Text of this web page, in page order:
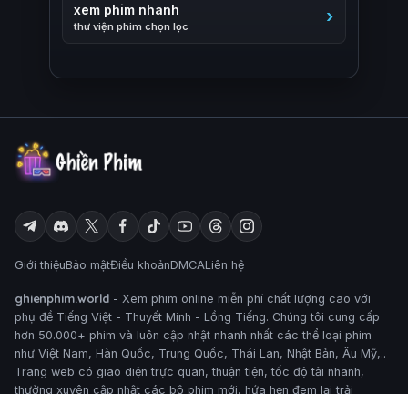
xem phim nhanh
thư viện phim chọn lọc
Giới thiệuBảo mậtĐiều khoảnDMCALiên hệ
ghienphim.world - Xem phim online miễn phí chất lượng cao với
phụ đề Tiếng Việt - Thuyết Minh - Lồng Tiếng. Chúng tôi cung cấp
hơn 50.000+ phim và luôn cập nhật nhanh nhất các thể loại phim
như Việt Nam, Hàn Quốc, Trung Quốc, Thái Lan, Nhật Bản, Âu Mỹ,..
Trang web có giao diện trực quan, thuận tiện, tốc độ tải nhanh,
thường xuyên cập nhật các bộ phim mới, hứa hẹn đem lại trải